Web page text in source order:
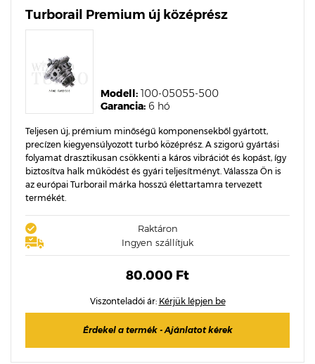
Turborail Premium új középrész
Garancia: 6 hó
Modell: 100-05055-500
Teljesen új, prémium minőségű komponensekből gyártott,
precízen kiegyensúlyozott turbó középrész. A szigorú gyártási
folyamat drasztikusan csökkenti a káros vibrációt és kopást, így
biztosítva halk működést és gyári teljesítményt. Válassza Ön is
az európai Turborail márka hosszú élettartamra tervezett
termékét.
Raktáron
Ingyen szállítjuk
80.000 Ft
Viszonteladói ár: Kérjük lépjen be
Érdekel a termék - Ajánlatot kérek